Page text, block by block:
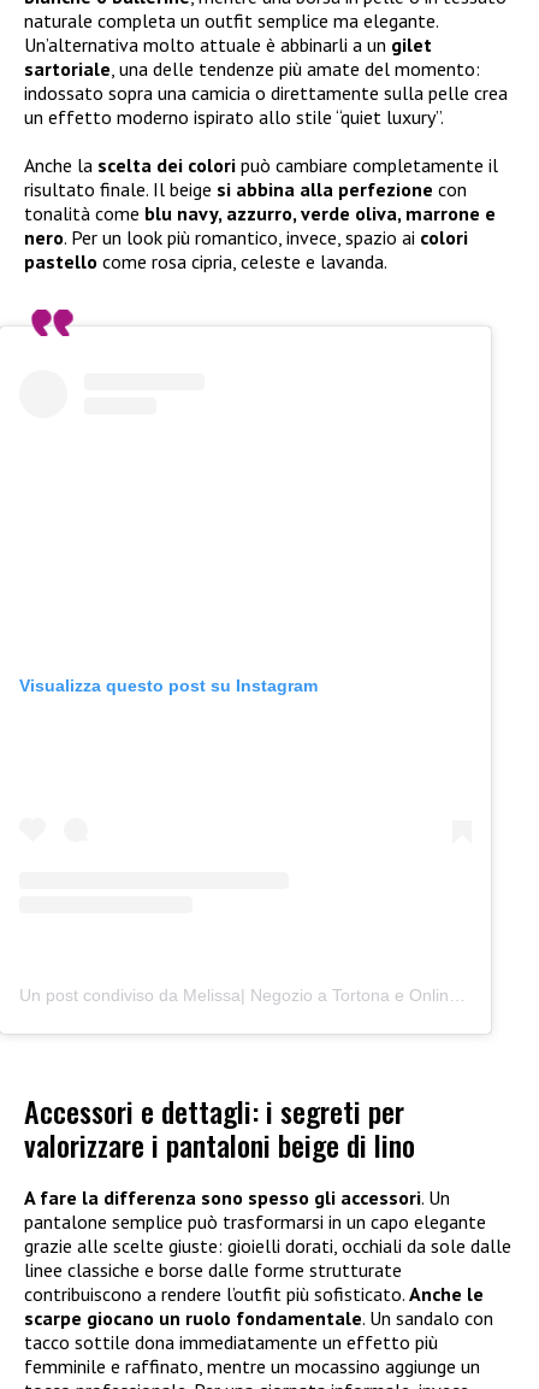
naturale completa un outfit semplice ma elegante.
Un’alternativa molto attuale è abbinarli a un gilet
sartoriale, una delle tendenze più amate del momento:
indossato sopra una camicia o direttamente sulla pelle crea
un effetto moderno ispirato allo stile “quiet luxury”.
Anche la scelta dei colori può cambiare completamente il
risultato finale. Il beige si abbina alla perfezione con
tonalità come blu navy, azzurro, verde oliva, marrone e
nero. Per un look più romantico, invece, spazio ai colori
pastello come rosa cipria, celeste e lavanda.
Visualizza questo post su Instagram
Accessori e dettagli: i segreti per
valorizzare i pantaloni beige di lino
A fare la differenza sono spesso gli accessori. Un
pantalone semplice può trasformarsi in un capo elegante
grazie alle scelte giuste: gioielli dorati, occhiali da sole dalle
linee classiche e borse dalle forme strutturate
contribuiscono a rendere l’outfit più sofisticato. Anche le
scarpe giocano un ruolo fondamentale. Un sandalo con
tacco sottile dona immediatamente un effetto più
femminile e raffinato, mentre un mocassino aggiunge un